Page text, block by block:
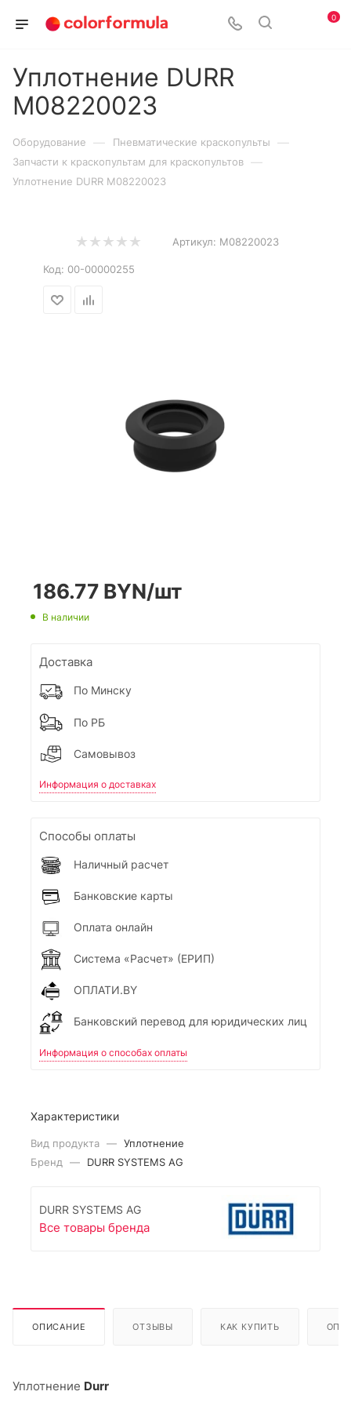
0
Уплотнение DURR
M08220023
Оборудование — Пневматические краскопульты —
Запчасти к краскопультам для краскопультов —
Уплотнение DURR M08220023
Артикул: M08220023
Код: 00-00000255
186.77 BYN/шт
В наличии
Доставка
По Минску
По РБ
Самовывоз
Информация о доставках
Способы оплаты
Наличный расчет
Банковские карты
Оплата онлайн
Система «Расчет» (ЕРИП)
ОПЛАТИ.BY
Банковский перевод для юридических лиц
Информация о способах оплаты
Характеристики
Вид продукта — Уплотнение
Бренд — DURR SYSTEMS AG
DURR SYSTEMS AG
Все товары бренда
ОПИСАНИЕ ОТЗЫВЫ КАК КУПИТЬ
Уплотнение Durr